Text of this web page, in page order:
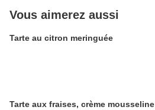
Vous aimerez aussi
Tarte au citron meringuée
Tarte aux fraises, crème mousseline